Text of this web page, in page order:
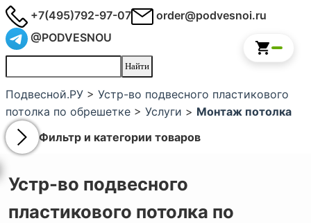
+7(495)792-97-07
order@podvesnoi.ru
@PODVESNOU
Подвесной.РУ > Устр-во подвесного пластикового
потолка по обрешетке > Услуги > Монтаж потолка
Фильтр и категории товаров
Устр-во подвесного
пластикового потолка по